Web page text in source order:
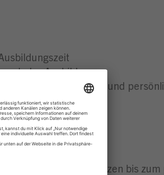
der Ausbildung
du dich fachlich und
Schneiden übers Würzen bis